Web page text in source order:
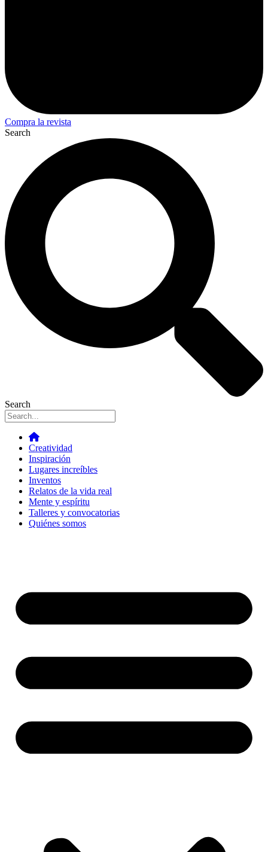
Compra la revista
Search
Search
Creatividad
Inspiración
Lugares increíbles
Inventos
Relatos de la vida real
Mente y espíritu
Talleres y convocatorias
Quiénes somos